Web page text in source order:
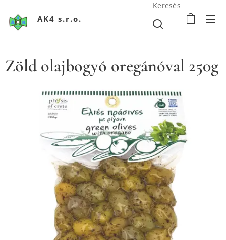
AK4 s.r.o.
Keresés
Zöld olajbogyó oregánóval 250g
Olivy zelené s oregánom 250g